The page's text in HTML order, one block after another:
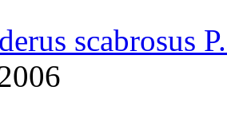
scabrosus